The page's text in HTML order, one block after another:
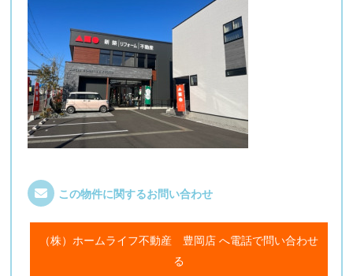
この物件に関するお問い合わせ
（株）ホームライフ不動産 豊岡店 へ電話で問い合わせ
る